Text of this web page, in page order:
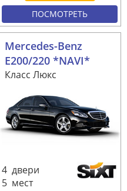
ПОСМОТРЕТЬ
Mercedes-Benz
E200/220 *NAVI*
Класс Люкс
4 двери
5 мест